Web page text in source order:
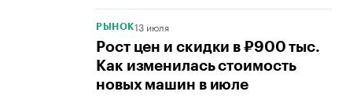
РЫНОК13 июля
Рост цен и скидки в ₽900 тыс.
Как изменилась стоимость
новых машин в июле